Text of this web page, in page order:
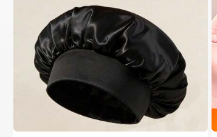
#1 Más vendidos
Establecido hace 1 año